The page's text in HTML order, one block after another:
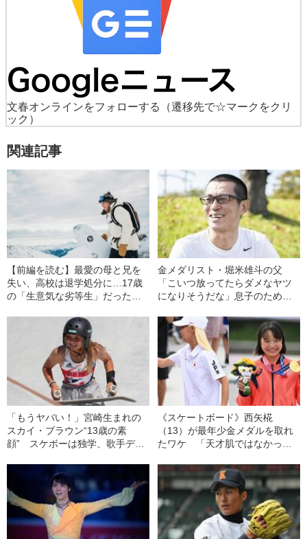
文春オンラインをフォローする
（遷移先で☆マークをクリ
ック）
関連記事
【前編を読む】最愛の母と兄を
失い、高校は退学処分に…17歳
の「生意気な劣等生」だったバ
ード”を生み出したのか
金メダリスト・堀米雄斗の父
「こいつ放ってたらダメなヤツ
になりそうだな」息子のために
せた直感
「もうヤバい！」宮崎生まれの
スカイ・ブラウン“13歳の素
顔” スケボーは独学、歌手デビ
折の大怪我も》――東京五輪の
《スケートボード》西矢椛
（13）が最年少金メダルを取れ
たワケ 「天才肌ではなかっ
五輪の光と影